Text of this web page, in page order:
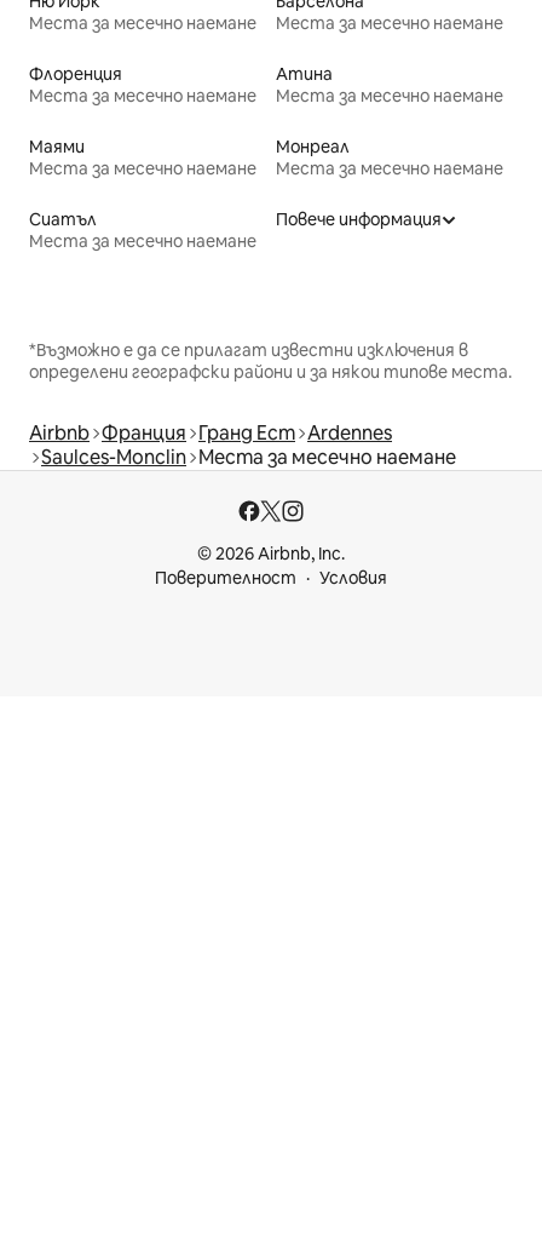
Места за месечно наемане
Места за месечно наемане
Флоренция
Места за месечно наемане
Атина
Места за месечно наемане
Маями
Места за месечно наемане
Монреал
Места за месечно наемане
Сиатъл
Места за месечно наемане
Повече информация
*Възможно е да се прилагат известни изключения в
определени географски райони и за някои типове места.
Airbnb Франция Гранд Ест Ardennes
Saulces-Monclin Места за месечно наемане
© 2026 Airbnb, Inc.
Поверителност
Условия